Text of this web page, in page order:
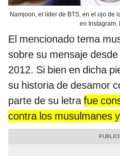
Namjoon, el líder de BTS, en el ojo de
en Instagram.
El mencionado tema
sobre su mensaje
2012. Si bien en dicha
su historia de desamor
parte de su letra fue
contra los musulmanes